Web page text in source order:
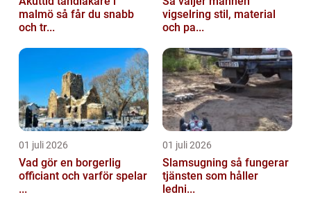
malmö så får du snabb
och tr...
vigselring stil, material
och pa...
01 juli 2026
Vad gör en borgerlig
officiant och varför spelar
...
01 juli 2026
Slamsugning så fungerar
tjänsten som håller
ledni...